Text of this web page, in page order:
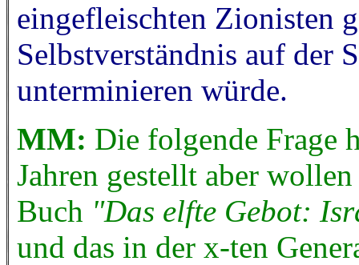
eingefleischten Zionisten
Selbstverständnis auf der
unterminieren würde.
MM: Die folgende Frage
Jahren gestellt aber
Buch "Das elfte Gebot:
und das in der x-ten